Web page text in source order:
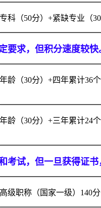
专科（50分）+紧缺专业（
要求，但积分速度较快
年龄（30分）+四年累计36
年龄（30分）+三年累计24
考试，但一旦获得证
高级职称（国家一级）140